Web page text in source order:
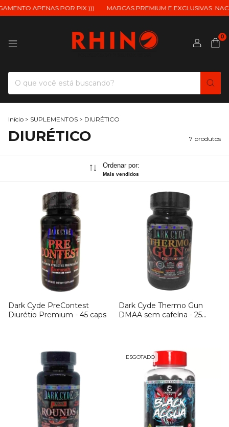
APENAS POR PIX ))) MARCAS PREMIUM E EXCLUSIVAS.
0
Início > SUPLEMENTOS > DIURÉTICO
DIURÉTICO 7 produtos
Ordenar por:
Mais vendidos
Dark Cyde PreContest
Diurétio Premium - 45 caps
Dark Cyde Thermo Gun
DMAA sem cafeína - 25
ESGOTADO